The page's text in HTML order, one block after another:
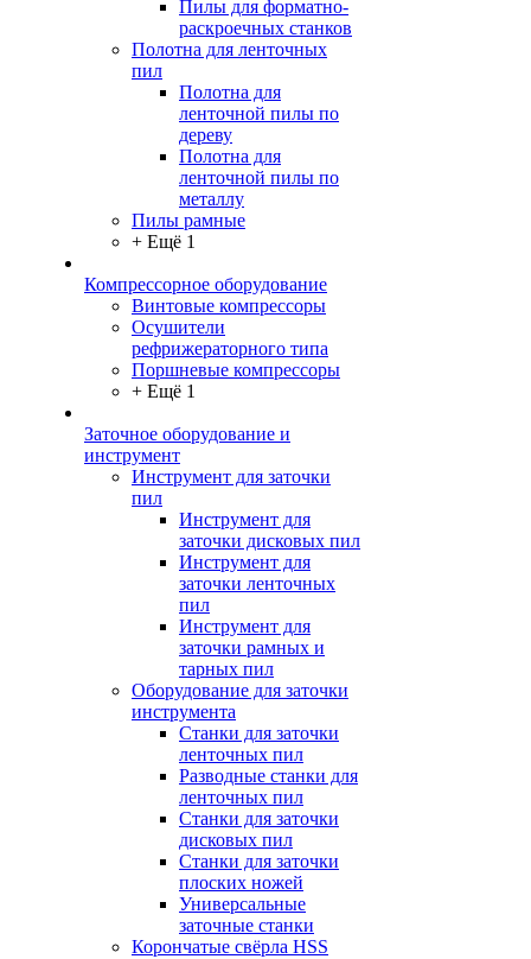
Пилы для форматно-
раскроечных станков
Полотна для ленточных
пил
Полотна для
ленточной пилы по
дереву
Полотна для
ленточной пилы по
металлу
Пилы рамные
+ Ещё 1
Компрессорное оборудование
Винтовые компрессоры
Осушители
рефрижераторного типа
Поршневые компрессоры
+ Ещё 1
Заточное оборудование и
инструмент
Инструмент для заточки
пил
Инструмент для
заточки дисковых пил
Инструмент для
заточки ленточных
пил
Инструмент для
заточки рамных и
тарных пил
Оборудование для заточки
инструмента
Станки для заточки
ленточных пил
Разводные станки для
ленточных пил
Станки для заточки
дисковых пил
Станки для заточки
плоских ножей
Универсальные
заточные станки
Корончатые свёрла HSS